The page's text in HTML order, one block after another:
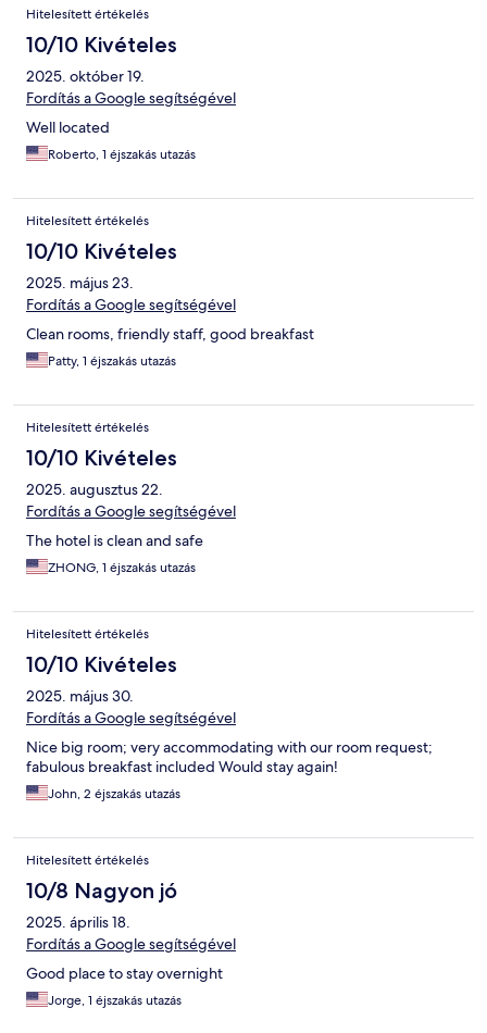
Hitelesített értékelés
10/10 Kivételes
2025. október 19.
Fordítás a Google segítségével
Well located
Roberto, 1 éjszakás utazás
Hitelesített értékelés
10/10 Kivételes
2025. május 23.
Fordítás a Google segítségével
Clean rooms, friendly staff, good breakfast
Patty, 1 éjszakás utazás
Hitelesített értékelés
10/10 Kivételes
2025. augusztus 22.
Fordítás a Google segítségével
The hotel is clean and safe
ZHONG, 1 éjszakás utazás
Hitelesített értékelés
10/10 Kivételes
2025. május 30.
Fordítás a Google segítségével
Nice big room; very accommodating with our room request;
fabulous breakfast included Would stay again!
John, 2 éjszakás utazás
Hitelesített értékelés
10/8 Nagyon jó
2025. április 18.
Fordítás a Google segítségével
Good place to stay overnight
Jorge, 1 éjszakás utazás